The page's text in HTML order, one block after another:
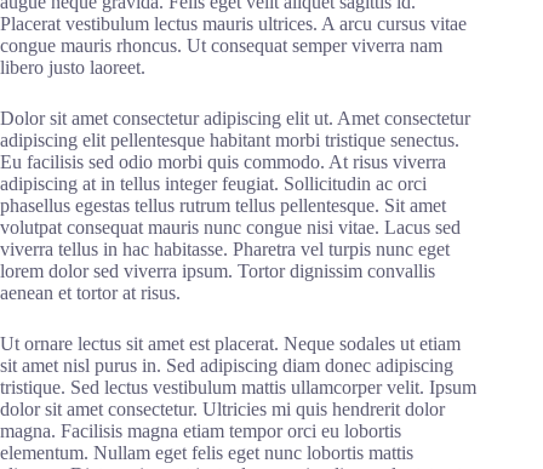
Placerat vestibulum lectus mauris ultrices. A arcu cursus vitae
congue mauris rhoncus. Ut consequat semper viverra nam
libero justo laoreet.
Dolor sit amet consectetur adipiscing elit ut. Amet consectetur
adipiscing elit pellentesque habitant morbi tristique senectus.
Eu facilisis sed odio morbi quis commodo. At risus viverra
adipiscing at in tellus integer feugiat. Sollicitudin ac orci
phasellus egestas tellus rutrum tellus pellentesque. Sit amet
volutpat consequat mauris nunc congue nisi vitae. Lacus sed
viverra tellus in hac habitasse. Pharetra vel turpis nunc eget
lorem dolor sed viverra ipsum. Tortor dignissim convallis
aenean et tortor at risus.
Ut ornare lectus sit amet est placerat. Neque sodales ut etiam
sit amet nisl purus in. Sed adipiscing diam donec adipiscing
tristique. Sed lectus vestibulum mattis ullamcorper velit. Ipsum
dolor sit amet consectetur. Ultricies mi quis hendrerit dolor
magna. Facilisis magna etiam tempor orci eu lobortis
elementum. Nullam eget felis eget nunc lobortis mattis